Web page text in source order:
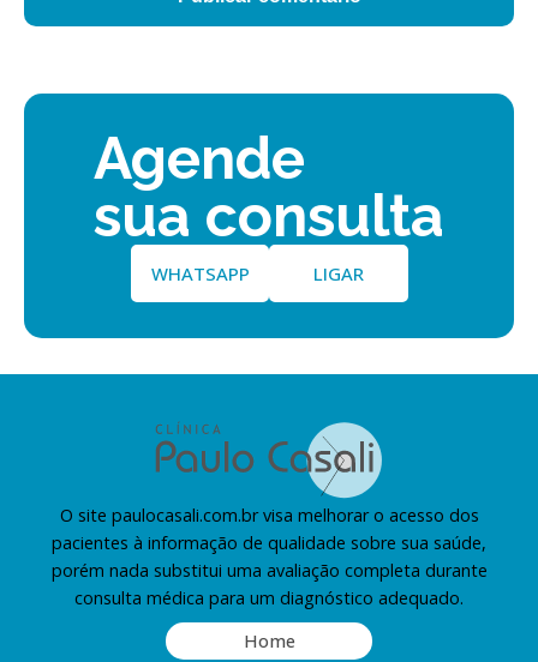
Agende
sua consulta
WHATSAPP LIGAR
O site paulocasali.com.br visa melhorar o acesso dos
pacientes à informação de qualidade sobre sua saúde,
porém nada substitui uma avaliação completa durante
consulta médica para um diagnóstico adequado.
Home